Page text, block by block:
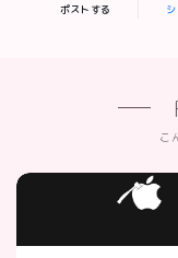
ポストする
こ